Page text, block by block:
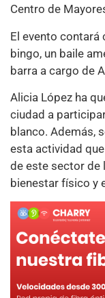
Centro de
El evento
bingo, un baile
barra a cargo de
Alicia López ha
ciudad a
blanco. Además,
esta actividad
de este sector de
bienestar físico y